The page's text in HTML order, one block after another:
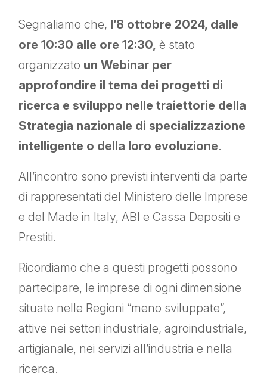
Segnaliamo che, l’8 ottobre 2024, dalle
ore 10:30 alle ore 12:30, è stato
organizzato un Webinar per
approfondire il tema dei progetti di
ricerca e sviluppo nelle traiettorie della
Strategia nazionale di specializzazione
intelligente o della loro evoluzione.
All’incontro sono previsti interventi da parte
di rappresentati del Ministero delle Imprese
e del Made in Italy, ABI e Cassa Depositi e
Prestiti.
Ricordiamo che a questi progetti possono
partecipare, le imprese di ogni dimensione
situate nelle Regioni “meno sviluppate”,
attive nei settori industriale, agroindustriale,
artigianale, nei servizi all’industria e nella
ricerca.